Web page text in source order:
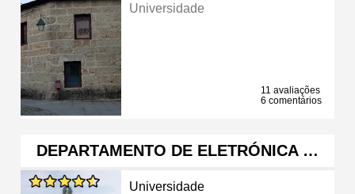
Universidade
11 avaliações
6 comentários
DEPARTAMENTO DE ELETRÓNICA …
Universidade